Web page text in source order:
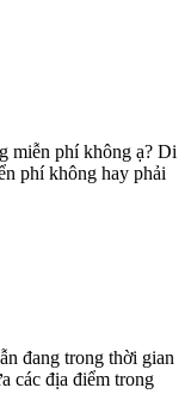
miễn phí không ạ? Di
phí không hay phải
đang trong thời gian
các địa điểm trong